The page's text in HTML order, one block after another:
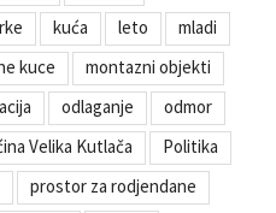
kuća leto
mladi
kuce
montazni objekti
odlaganje
odmor
Velika Kutlača
Politika
prostor za rodjendane